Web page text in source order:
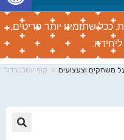
שתזמינו יותר פריטים,
משחקים וצעצועים > קוף יושב, גדול